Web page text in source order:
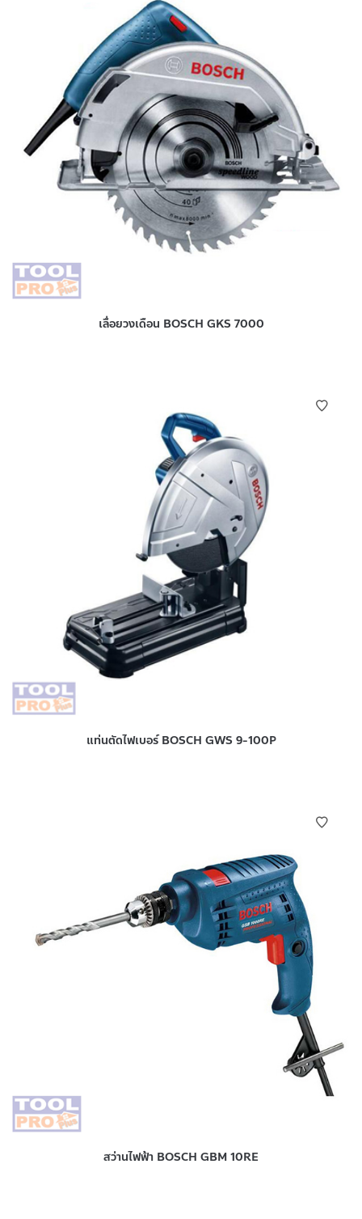
เลื่อยวงเดือน BOSCH GKS 7000
แท่นตัดไฟเบอร์ BOSCH GWS 9-100P
สว่านไฟฟ้า BOSCH GBM 10RE